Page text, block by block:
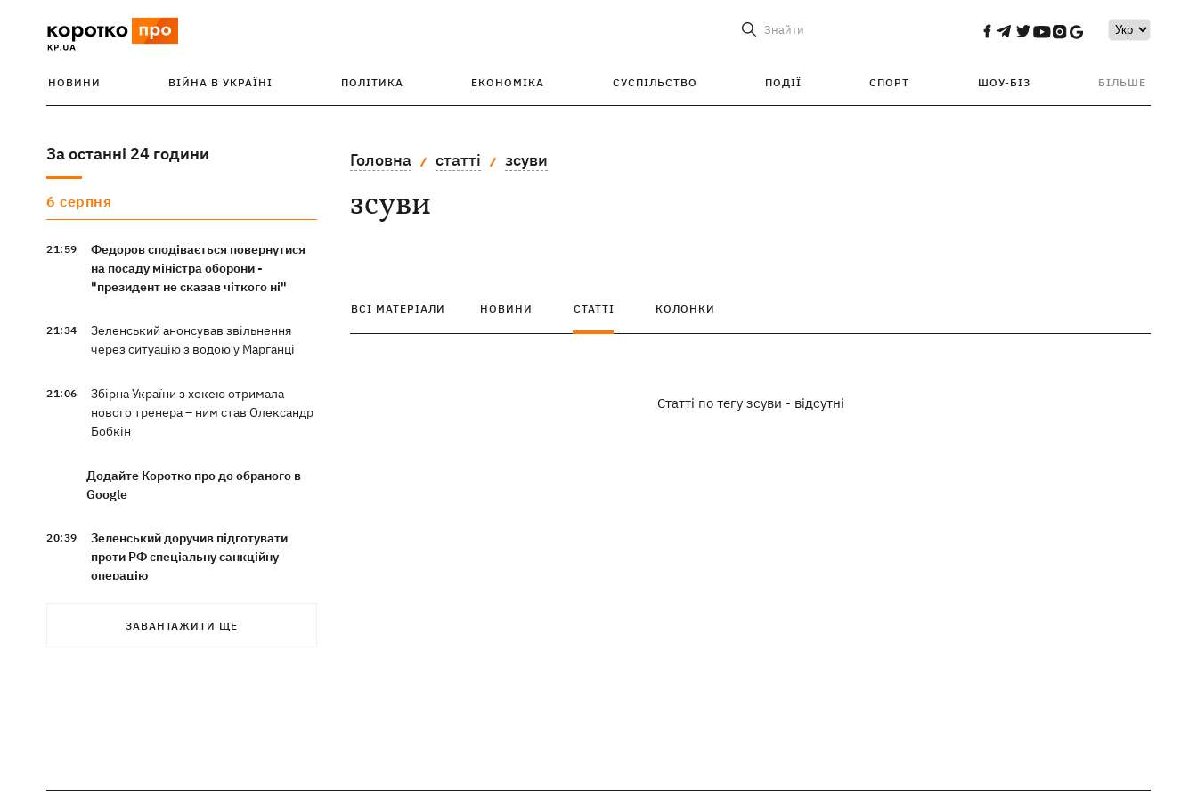
Знайти
НОВИНИ ВІЙНА В УКРАЇНІ ПОЛІТИКА ЕКОНОМІКА СУСПІЛЬСТВО ПОДІЇ СПОРТ ШОУ-БІЗ БІЛЬШЕ
За останні 24 години
6 серпня
21:59
Федоров сподівається повернутися
на посаду міністра оборони -
"президент не сказав чіткого ні"
21:34
Зеленський анонсував звільнення
через ситуацію з водою у Марганці
21:06
Збірна України з хокею отримала
нового тренера – ним став Олександр
Бобкін
Додайте Коротко про до обраного в
Google
20:39
Зеленський доручив підготувати
проти РФ спеціальну санкційну
операцію
Дрони СБУ вразили два кораблі ФСБ
ЗАВАНТАЖИТИ ЩЕ
Головна статті зсуви
зсуви
ВСІ МАТЕРІАЛИ НОВИНИ СТАТТІ КОЛОНКИ
Статті по тегу зсуви - відсутні